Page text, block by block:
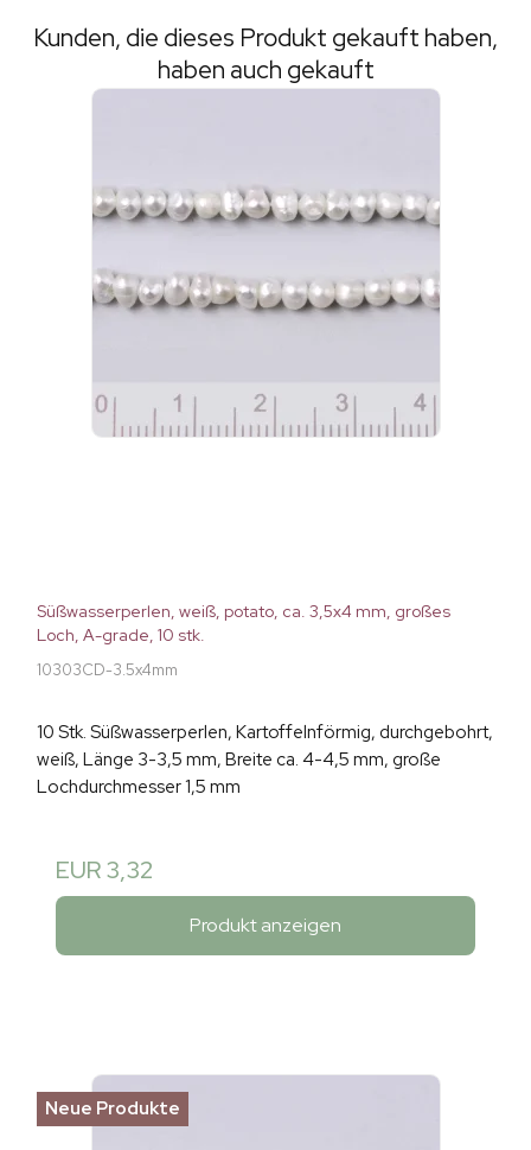
Kunden, die dieses Produkt gekauft haben,
haben auch gekauft
Süßwasserperlen, weiß, potato, ca. 3,5x4 mm, großes
Loch, A-grade, 10 stk.
10303CD-3.5x4mm
10 Stk. Süßwasserperlen, Kartoffelnförmig, durchgebohrt,
weiß, Länge 3-3,5 mm, Breite ca. 4-4,5 mm, große
Lochdurchmesser 1,5 mm
EUR 3,32
Produkt anzeigen
Neue Produkte